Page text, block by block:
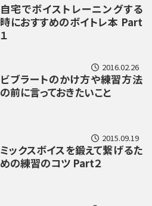
自宅でボイストレーニングする
時におすすめのボイトレ本 Part
１
2016.02.26
ビブラートのかけ方や練習方法
の前に言っておきたいこと
2015.09.19
ミックスボイスを鍛えて繋げるた
めの練習のコツ Part２